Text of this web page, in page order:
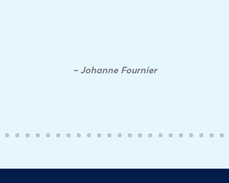
– Johanne Fournier